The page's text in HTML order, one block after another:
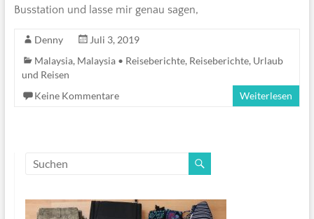
Busstation und lasse mir genau sagen,
Denny
Juli 3, 2019
Malaysia, Malaysia • Reiseberichte, Reiseberichte, Urlaub
und Reisen
Keine Kommentare
Weiterlesen